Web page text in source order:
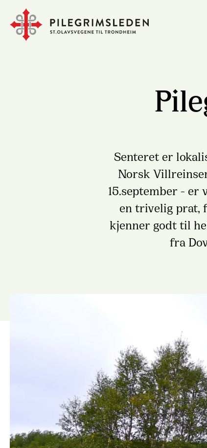
Senteret er
Norsk
15.september -
en trivelig prat,
kjenner godt til
fra